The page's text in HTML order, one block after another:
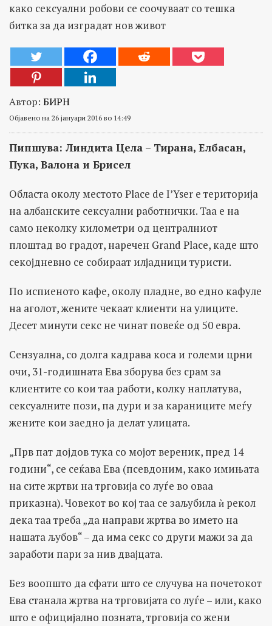
како сексуални робови се соочуваат со тешка
битка за да изградат нов живот
Автор: БИРН
Објавено на 26 јануари 2016 во 14:49
Пипшува: Линдита Цела – Тирана, Елбасан,
Пука, Валона и Брисел
Областа околу местото Place de I’Yser е територија
на албанските сексуални работнички. Таа е на
само неколку километри од централниот
плоштад во градот, наречен Grand Place, каде што
секојдневно се собираат илјадници туристи.
По испиеното кафе, околу пладне, во едно кафуле
на аголот, жените чекаат клиенти на улиците.
Десет минути секс не чинат повеќе од 50 евра.
Сензуална, со долга кадрава коса и големи црни
очи, 31-годишната Ева зборува без срам за
клиентите со кои таа работи, колку наплатува,
сексуалните пози, па дури и за караниците меѓу
жените кои заедно ја делат улицата.
„Прв пат дојдов тука со мојот вереник, пред 14
години“, се сеќава Ева (псевдоним, како имињата
на сите жртви на трговија со луѓе во оваа
приказна). Човекот во кој таа се заљубила ѝ рекол
дека таа треба „да направи жртва во името на
нашата љубов“ – да има секс со други мажи за да
заработи пари за нив двајцата.
Без воопшто да сфати што се случува на почетокот
Ева станала жртва на трговијата со луѓе – или, како
што е официјално позната, трговија со жени